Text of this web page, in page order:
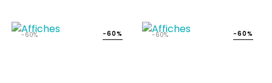
-60% -60% -60% -60%